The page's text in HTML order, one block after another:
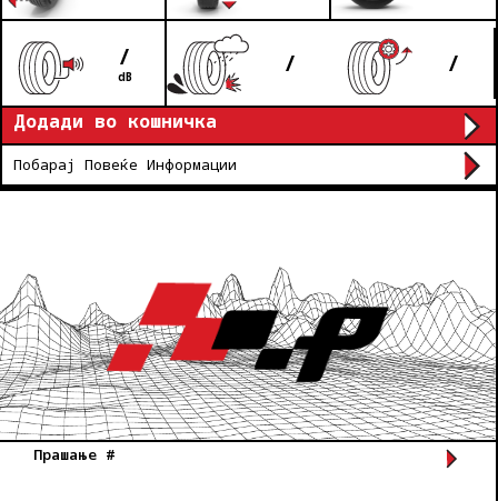
/
dB / /
Додади во кошничка
Побарај Повеќе Информации
Прашање #